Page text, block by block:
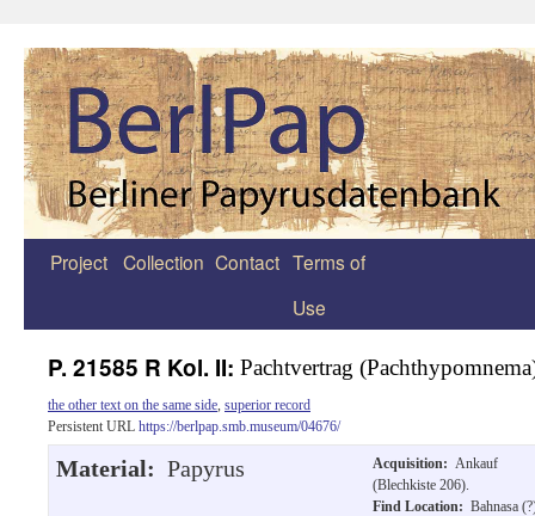
Zum
Project Collection Contact Terms of
Use
P. 21585 R Kol. II: Pachtvertrag
the other text on the same side superior record
Persistent URL https://berlpap.smb.museum/04676/
Material: Papyrus Acquisition: Ankauf
(Blechkiste 206).
Find Location: Bahnasa